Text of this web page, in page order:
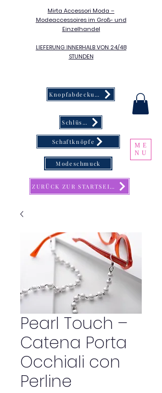
Mirta Accessori Moda –
Modeaccessoires im Groß- und
Einzelhandel
LIEFERUNG INNERHALB VON 24/48
STUNDEN
ME
NU
Knopfabdeckung
Schlüsselanhänger
Schaftknöpfe
Modeschmuck
Pearl Touch –
Catena Porta
Occhiali con
Perline